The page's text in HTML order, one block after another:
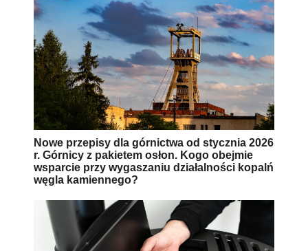
Nowe przepisy dla górnictwa od stycznia 2026
r. Górnicy z pakietem osłon. Kogo obejmie
wsparcie przy wygaszaniu działalności kopalń
węgla kamiennego?